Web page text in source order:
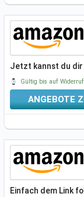
Jetzt kannst du dir
ist alles dabei,
Gültig bis auf Widerruf
ANGEBOTE
Einfach dem Link